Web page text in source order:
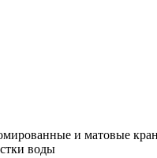
и матовые
воды